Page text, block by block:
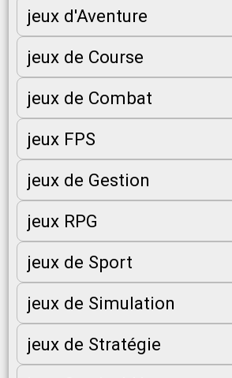
jeux d'Aventure
jeux de Course
jeux de Combat
jeux FPS
jeux de Gestion
jeux RPG
jeux de Sport
jeux de Simulation
jeux de Stratégie